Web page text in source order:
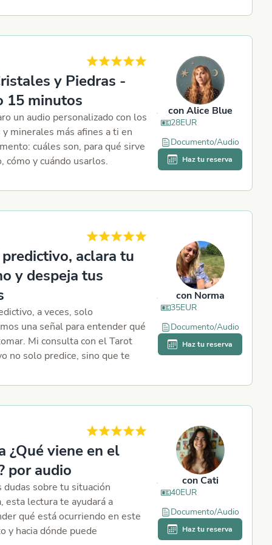
que pueden influir en la
a medio plazo (1-3 meses).
y Piedras -
15 minutos
un audio personalizado con los
minerales más afines a ti en
cuáles son, para qué sirve
cómo y cuándo usarlos.
y energía. Define en un
desbloqueo, atracción (amor,
limpieza,sanación…
conAlice Blue
28EUR
Documento/Audio
Haz tu reserva
aclara tu
y despeja tus
a veces, solo
una señal para entender qué
Mi consulta con el Tarot
no solo predice, sino que te
ayudarte a ver con claridad
con Norma
35EUR
Documento/Audio
Haz tu reserva
¿Qué viene en el
por audio
dudas sobre tu situación
esta lectura te ayudará a
qué está ocurriendo en este
y hacia dónde puede
conCati
40EUR
Documento/Audio
Haz tu reserva